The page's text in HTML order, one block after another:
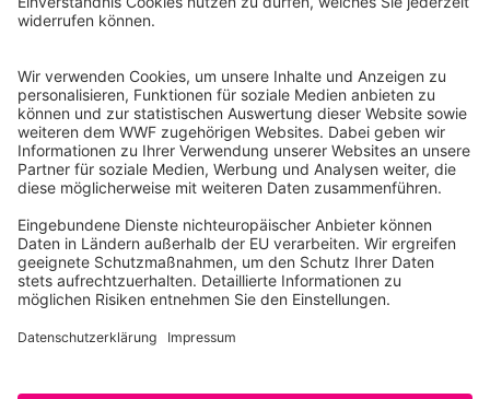
10117 Berlin
Ihre Spende kann steuerlich geltend gemacht werden
Registriert als Stiftung WWF Deutschland, Senatsverwaltung für
Justiz Berlin, Az: 3416/976/2
Umsatzsteuer-Identifikationsnummer: DE 114236103
Freistellungsbescheid: Als gemeinnützige Körperschaft befreit
von der Körperschaftssteuer gem. §5 I 9 KStg. unter der
Steuernummer 27/641/09321